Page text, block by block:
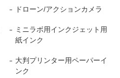
ドローン/アクションカメラ
ミニラボ用インクジェット用
紙インク
大判プリンター用ペーパーイ
ンク